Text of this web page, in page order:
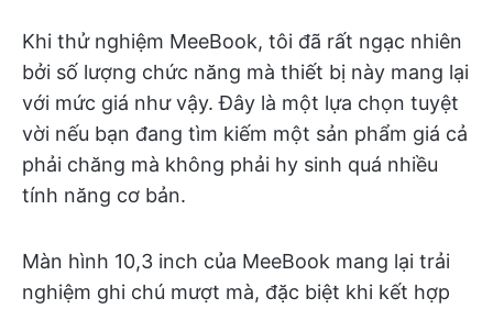
Khi thử nghiệm MeeBook, tôi đã rất ngạc nhiên
bởi số lượng chức năng mà thiết bị này mang lại
với mức giá như vậy. Đây là một lựa chọn tuyệt
vời nếu bạn đang tìm kiếm một sản phẩm giá cả
phải chăng mà không phải hy sinh quá nhiều
tính năng cơ bản.
Màn hình 10,3 inch của MeeBook mang lại trải
nghiệm ghi chú mượt mà, đặc biệt khi kết hợp